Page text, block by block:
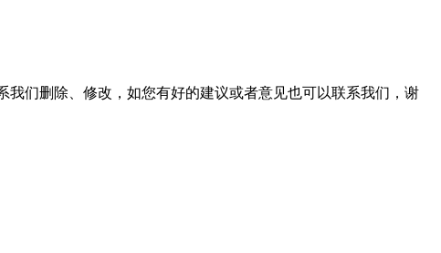
们删除、修改，如您有好的建议或者意见也可以联系我们，谢